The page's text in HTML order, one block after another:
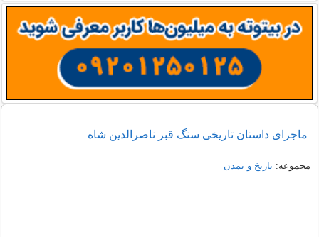
ماجرای داستان تاریخی سنگ قبر ناصرالدین شاه
مجموعه:تاریخ و تمدن